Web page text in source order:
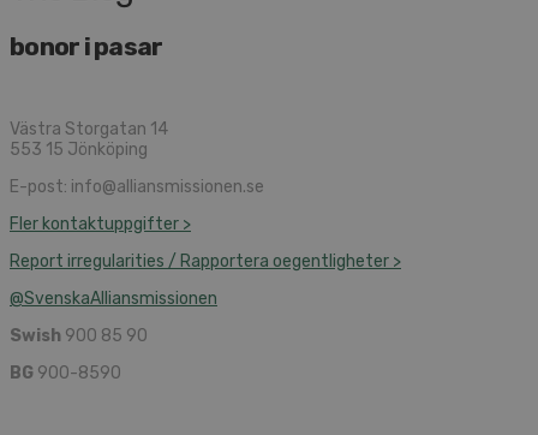
bonor i pasar
Västra Storgatan 14
553 15 Jönköping
E-post: info@alliansmissionen.se
Fler kontaktuppgifter >
Report irregularities / Rapportera oegentligheter >
@SvenskaAlliansmissionen
Swish 900 85 90
BG 900-8590